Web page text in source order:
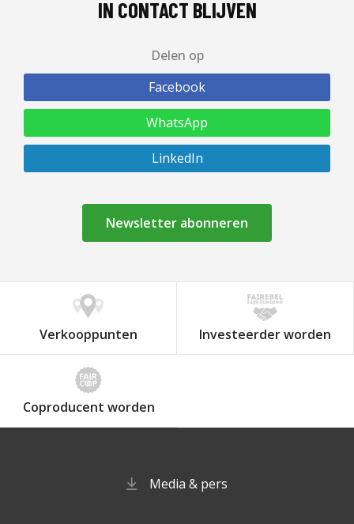
IN CONTACT BLIJVEN
Delen op
Facebook
WhatsApp
LinkedIn
Newsletter abonneren
Verkooppunten Investeerder worden
Coproducent worden
Media & pers